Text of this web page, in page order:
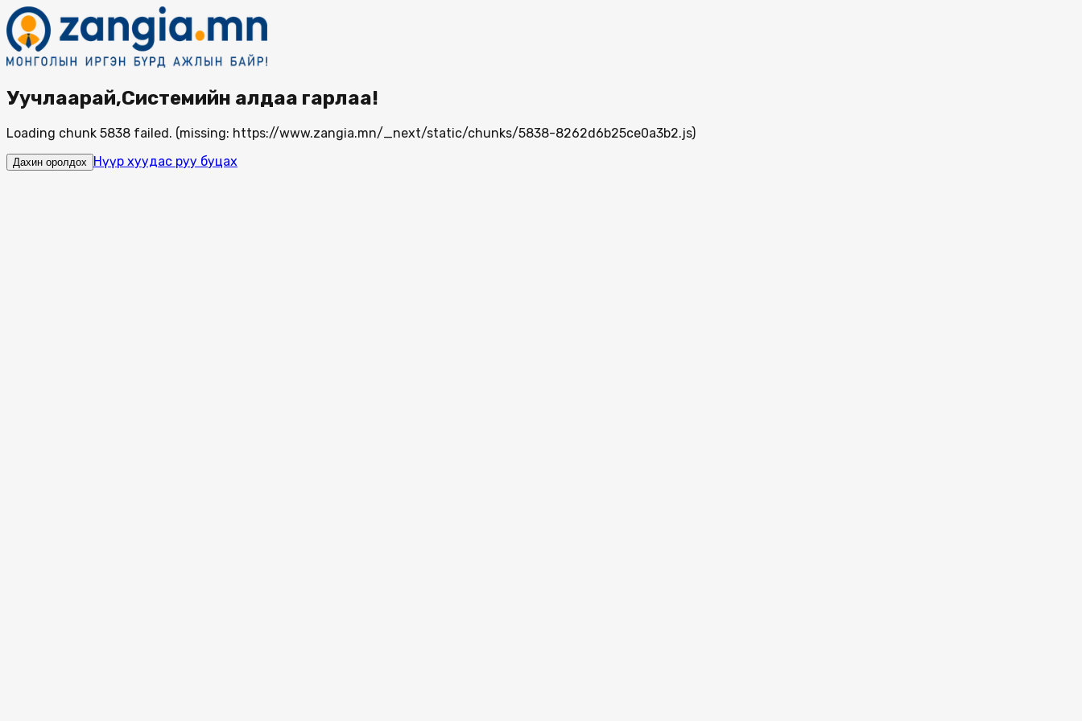
Уучлаарай,Системийн алдаа гарлаа!
Loading chunk 5838 failed. (missing: https://www.zangia.mn/_next/static/chunks/5838-8262d6b25ce0a3b2.js)
Дахин оролдох Нүүр хуудас руу буцах